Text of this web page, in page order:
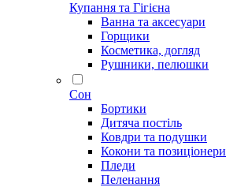
Купання та Гігієна
Ванна та аксесуари
Горщики
Косметика, догляд
Рушники, пелюшки
Сон
Бортики
Дитяча постіль
Ковдри та подушки
Кокони та позиціонери
Пледи
Пеленання